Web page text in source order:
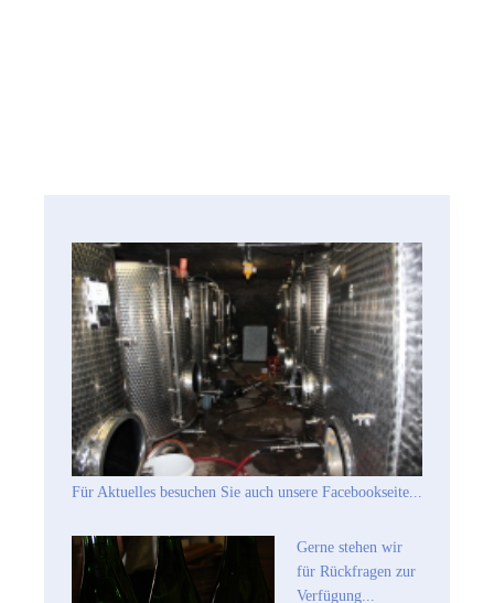
Für Aktuelles besuchen Sie auch unsere Facebookseite...
Gerne stehen wir
für Rückfragen zur
Verfügung...